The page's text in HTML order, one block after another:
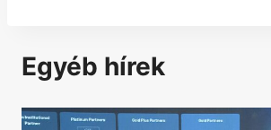
Egyéb hírek